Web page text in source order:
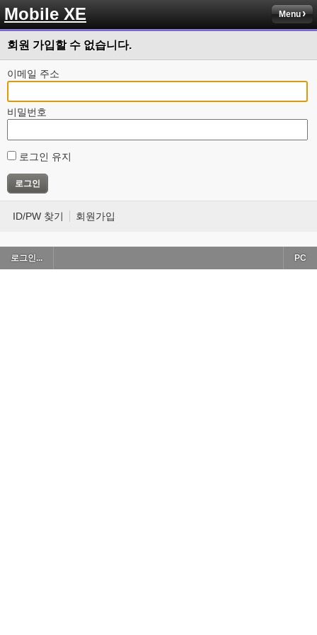
Mobile XE Menu
회원 가입할 수 없습니다.
이메일 주소
비밀번호
로그인 유지
ID/PW 찾기 회원가입
로그인... PC